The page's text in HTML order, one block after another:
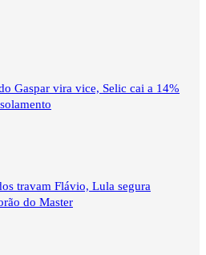
Gaspar vira vice, Selic cai a 14%
travam Flávio, Lula segura
do Master